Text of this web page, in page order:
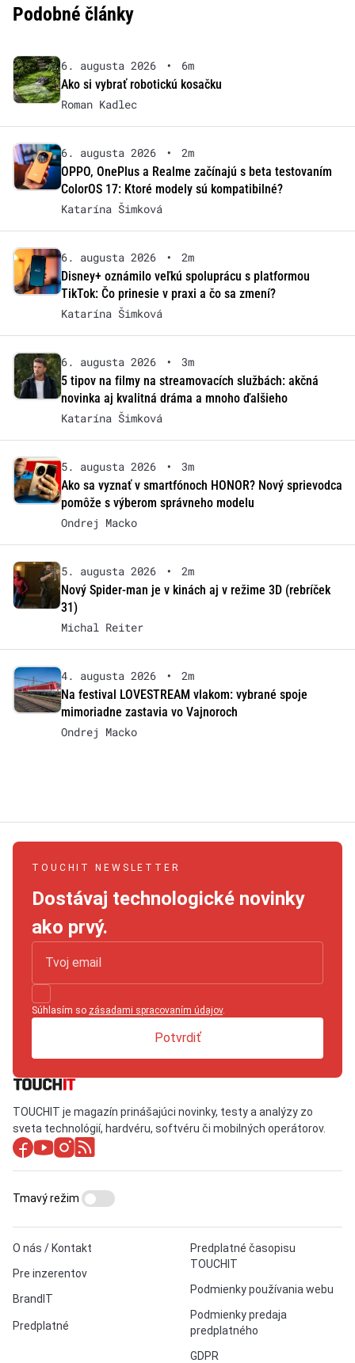
Podobné články
6. augusta 2026 •
6m
Ako si vybrať robotickú kosačku
Roman Kadlec
6. augusta 2026 •
2m
OPPO, OnePlus a Realme začínajú s beta testovaním
ColorOS 17: Ktoré modely sú kompatibilné?
Katarína Šimková
6. augusta 2026 •
2m
Disney+ oznámilo veľkú spoluprácu s platformou
TikTok: Čo prinesie v praxi a čo sa zmení?
Katarína Šimková
6. augusta 2026 •
3m
5 tipov na filmy na streamovacích službách: akčná
novinka aj kvalitná dráma a mnoho ďalšieho
Katarína Šimková
5. augusta 2026 •
3m
Ako sa vyznať v smartfónoch HONOR? Nový sprievodca
pomôže s výberom správneho modelu
Ondrej Macko
5. augusta 2026 •
2m
Nový Spider-man je v kinách aj v režime 3D (rebríček
31)
Michal Reiter
4. augusta 2026 •
2m
Na festival LOVESTREAM vlakom: vybrané spoje
mimoriadne zastavia vo Vajnoroch
Ondrej Macko
TOUCHIT NEWSLETTER
Dostávaj technologické novinky
ako prvý.
Súhlasím so zásadami spracovaním údajov.
Potvrdiť
TOUCHIT je magazín prinášajúci novinky, testy a analýzy zo
sveta technológií, hardvéru, softvéru či mobilných operátorov.
O nás / Kontakt
Pre inzerentov
BrandIT
Predplatné
Predplatné časopisu
TOUCHIT
Podmienky používania webu
Podmienky predaja
predplatného
GDPR
Tmavý režim